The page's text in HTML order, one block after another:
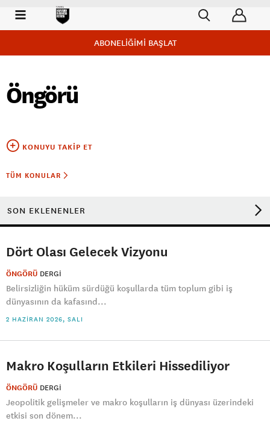
ABONELİĞİMİ BAŞLAT
Öngörü
KONUYU TAKIP ET
TÜM KONULAR
SON EKLENENLER
Dört Olası Gelecek Vizyonu
ÖNGÖRÜ DERGI
Belirsizliğin hüküm sürdüğü koşullarda tüm toplum gibi iş
dünyasının da kafasınd...
2 HAZIRAN 2026, SALI
Makro Koşulların Etkileri Hissediliyor
ÖNGÖRÜ DERGI
Jeopolitik gelişmeler ve makro koşulların iş dünyası üzerindeki
etkisi son dönem...